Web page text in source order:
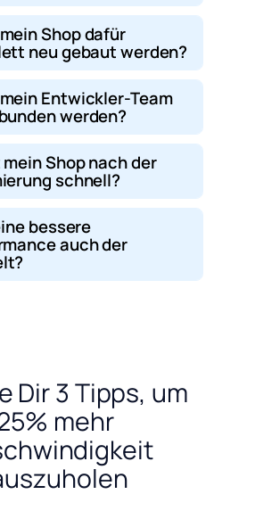
Shop dafür
neu gebaut werden?
Entwickler-Team
werden?
Shop nach der
schnell?
bessere
auch der
Dir 3 Tipps, um
mehr